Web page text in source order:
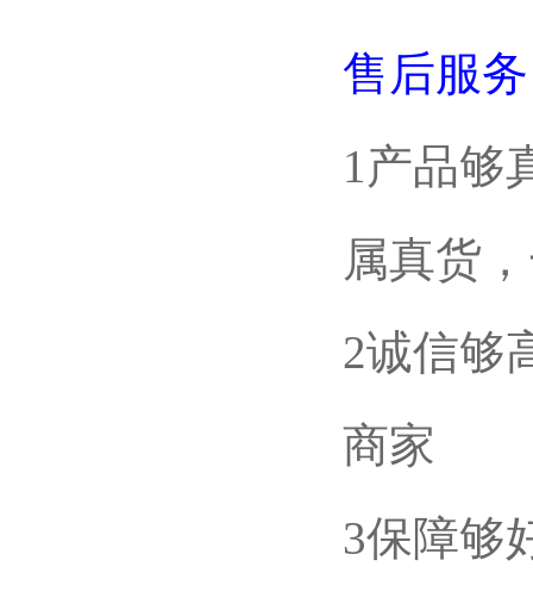
售后服
1产品够
属真货
2诚信够
商家
3保障够